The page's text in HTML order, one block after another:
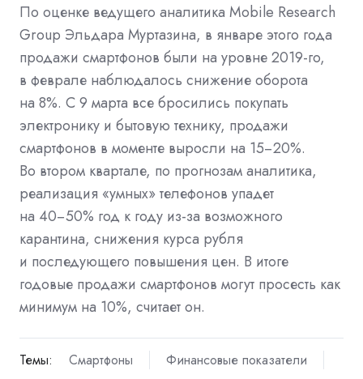
По оценке ведущего аналитика Mobile Research
Group Эльдара Муртазина, в январе этого года
продажи смартфонов были на уровне 2019-го,
в феврале наблюдалось снижение оборота
на 8%. С 9 марта все бросились покупать
электронику и бытовую технику, продажи
смартфонов в моменте выросли на 15−20%.
Во втором квартале, по прогнозам аналитика,
реализация «умных» телефонов упадет
на 40−50% год к году из-за возможного
карантина, снижения курса рубля
и последующего повышения цен. В итоге
годовые продажи смартфонов могут просесть как
минимум на 10%, считает он.
Темы: Смартфоны
Финансовые показатели